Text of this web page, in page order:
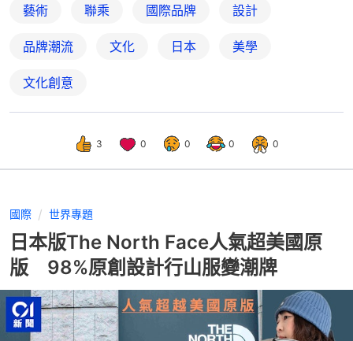
藝術 聯乘 國際品牌 設計
品牌潮流 文化 日本 美學
文化創意
3 0 0 0 0
國際 世界專題
日本版The North Face人氣超美國原
版 98%原創設計行山服變潮牌